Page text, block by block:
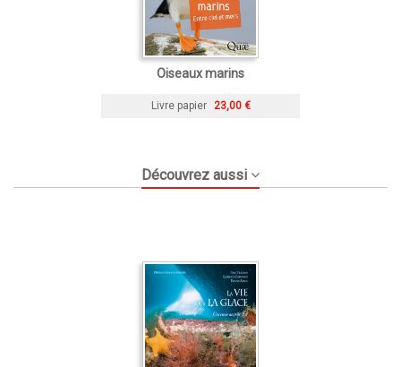
Oiseaux marins
Livre papier 23,00 €
Découvrez aussi